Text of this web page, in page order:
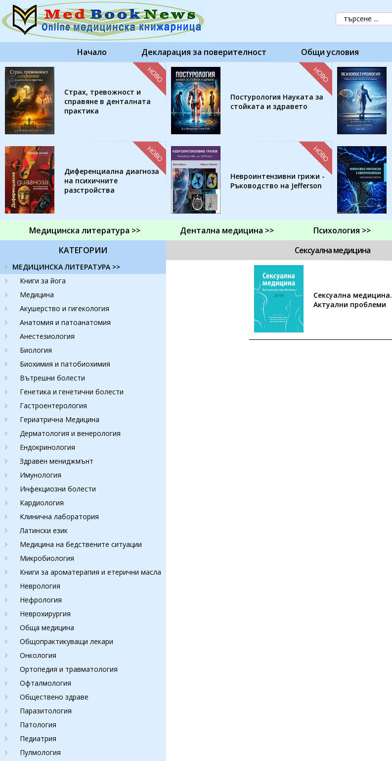
Начало Декларация за поверителност Общи условия
Страх, тревожност и
справяне в денталната
практика
НОВО
Постурология Науката за
стойката и здравето
НОВО
Диференциална диагноза
на психичните
разстройства
НОВО
Невроинтензивни грижи -
Ръководство на Jefferson
НОВО
Медицинска литература >> Дентална медицина >> Психология >>
КАТЕГОРИИ
МЕДИЦИНСКА ЛИТЕРАТУРА >>
Книги за йога
Медицина
Акушерство и гигекология
Анатомия и патоанатомия
Анестезиология
Биология
Биохимия и патобиохимия
Вътрешни болести
Генетика и генетични болести
Гастроентерология
Гериатрична Медицина
Дерматология и венерология
Ендокринология
Здравен мениджмънт
Имунология
Инфекциозни болести
Кардиология
Клинична лаборатория
Латински език
Медицина на бедствените ситуации
Микробиология
Книги за ароматерапия и етерични масла
Неврология
Нефрология
Неврохирургия
Обща медицина
Общопрактикуващи лекари
Онкология
Ортопедия и травматология
Офталмология
Обществено здраве
Паразитология
Патология
Педиатрия
Пулмология
Сексуална медицина
Сексуална медицина.
Актуални проблеми